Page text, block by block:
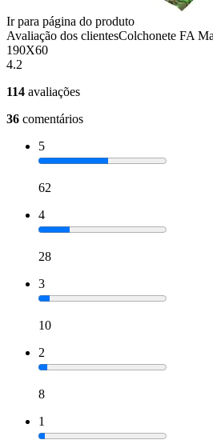
Ir para página do produto
Avaliação dos clientesColchonete FA
190X60
4.2
114 avaliações
36 comentários
5
62
4
28
3
10
2
8
1